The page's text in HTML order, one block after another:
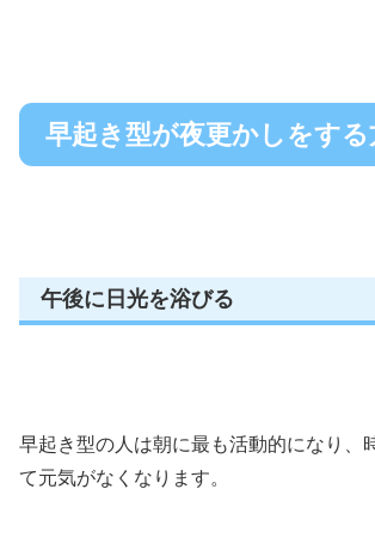
早起き型が夜更かしをする
午後に日光を浴びる
早起き型の人は朝に最も活動的になり、
て元気がなくなります。